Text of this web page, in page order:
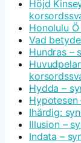
Höjd
Honolulu
Vad
Hundras –
Hydda –
Hypotesen
Ihärdig:
Illusion –
Indata –